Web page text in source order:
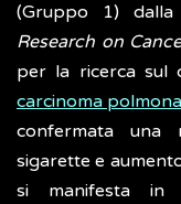
(Gruppo 1)
Research on
per la ricerca sul
carcinoma
confermata una
sigarette e
si manifesta